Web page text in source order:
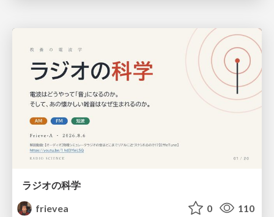
ラジオの科学
frievea
0 110